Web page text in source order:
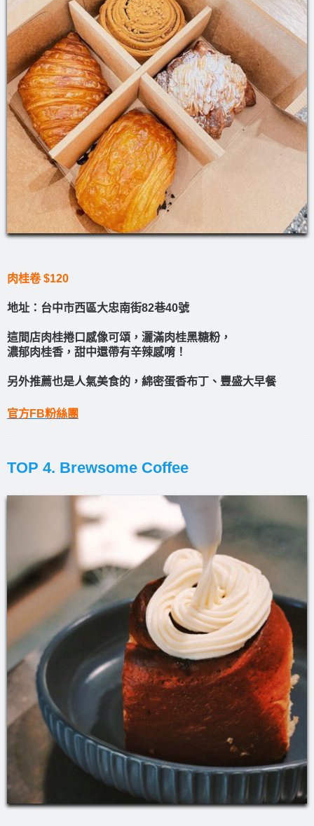
肉桂卷 $120
地址：台中市西區大忠南街82巷40號
這間店肉桂捲口感像可頌，灑滿肉桂黑糖粉，
濃郁肉桂香，甜中還帶有辛辣感唷！
另外推薦也是人氣美食的，綿密蛋香布丁、豐盛大早餐
官方FB粉絲團
TOP 4. Brewsome Coffee